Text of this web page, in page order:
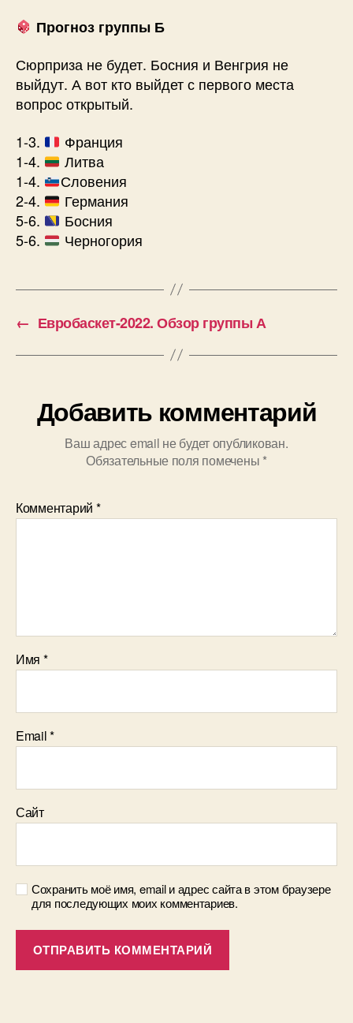
Прогноз группы Б
Сюрприза не будет. Босния и Венгрия не
выйдут. А вот кто выйдет с первого места
вопрос открытый.
1-3.
Франция
1-4.
Литва
1-4.
Словения
2-4.
Германия
5-6.
Босния
5-6.
Черногория
← Евробаскет-2022. Обзор группы А
Добавить комментарий
Ваш адрес email не будет опубликован.
Обязательные поля помечены *
Комментарий *
Имя *
Email*
Сайт
Сохранить моё имя, email и адрес сайта в этом браузере
для последующих моих комментариев.